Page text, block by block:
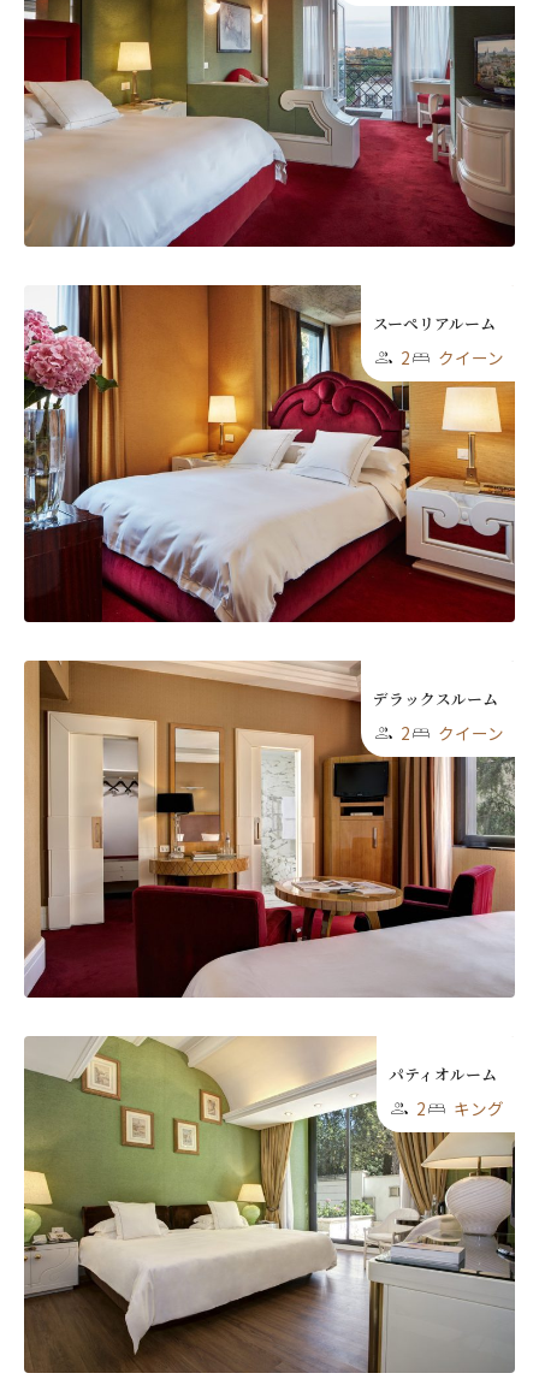
スーペリアルーム
2 クイーン
デラックスルーム
2 クイーン
パティオルーム
2 キング
ニュースレター登録
名前（ローマ字）
First Last
名前 （漢字）
Last
Eメール*
送信
閉じる